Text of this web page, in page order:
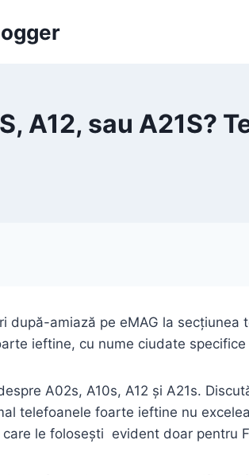
A12, sau A21S?
după-amiază pe eMAG la
ieftine, cu nume ciudate
A02s, A10s, A12 și A21s.
telefoanele foarte ieftine nu
care le folosești evident doar pentru